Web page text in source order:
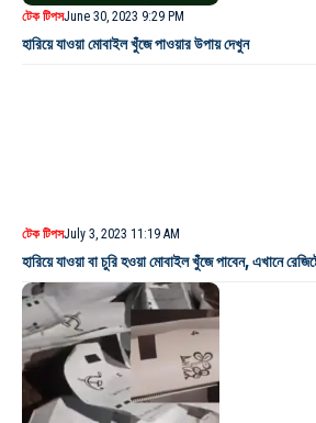
টেক টিপসJune 30, 2023 9:29 PM
হারিয়ে যাওয়া মোবাইল খুঁজে পাওয়ার উপায় দেখুন
টেক টিপসJuly 3, 2023 11:19 AM
হারিয়ে যাওয়া বা চুরি হওয়া মোবাইল খুঁজে পাবেন, এখানে